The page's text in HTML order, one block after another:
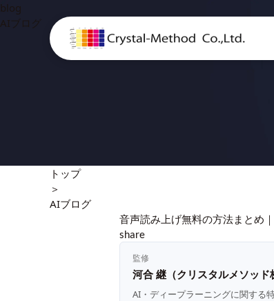
blog
AIブログ
トップ
＞
AIブログ
音声読み上げ無料の方法まとめ
share
監修
河合 継（クリスタルメソッド
AI・ディープラーニングに関する